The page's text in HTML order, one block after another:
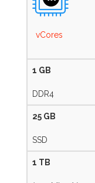
vCores
1 GB
DDR4
25 GB
SSD
1 TB